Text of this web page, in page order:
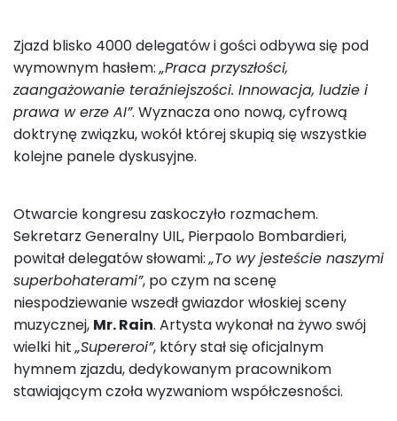
Zjazd blisko 4000 delegatów i gości odbywa się pod
wymownym hasłem:„Praca przyszłości,
zaangażowanie teraźniejszości. Innowacja, ludzie i
prawa w erze AI”. Wyznacza ono nową, cyfrową
doktrynę związku, wokół której skupią się wszystkie
kolejne panele dyskusyjne.
Otwarcie kongresu zaskoczyło rozmachem.
Sekretarz Generalny UIL, Pierpaolo Bombardieri,
powitał delegatów słowami:„To wy jesteście naszymi
superbohaterami”, po czym na scenę
niespodziewanie wszedł gwiazdor włoskiej sceny
muzycznej, Mr. Rain. Artysta wykonał na żywo swój
wielki hit„Supereroi”, który stał się oficjalnym
hymnem zjazdu, dedykowanym pracownikom
stawiającym czoła wyzwaniom współczesności.